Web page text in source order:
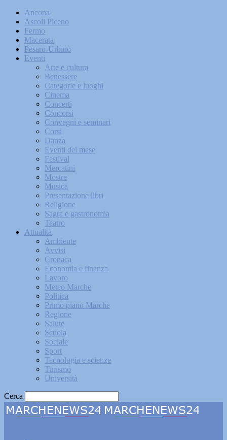
Ancona
Ascoli Piceno
Fermo
Macerata
Pesaro-Urbino
Eventi
Arte e cultura
Benessere
Categorie e luoghi
Cinema
Concerti
Concorsi
Convegni e seminari
Corsi
Danza
Eventi del mese
Festival
Mercatini
Mostre
Musica
Presentazione libri
Religione
Sagra e gastronomia
Teatro
Attualità
Ambiente
Avvisi
Cronaca
Economia e finanza
Lavoro
Meteo Marche
Politica
Primo piano Marche
Regione
Salute
Scuola
Sociale
Sport
Tecnologia e scienze
Turismo
Università
Cerca